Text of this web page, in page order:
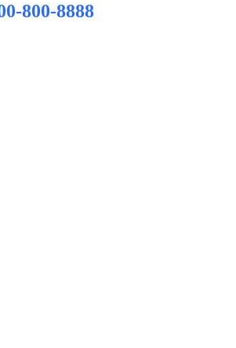
800-8888